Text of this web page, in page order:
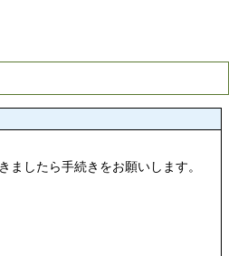
したら手続きをお願いします。